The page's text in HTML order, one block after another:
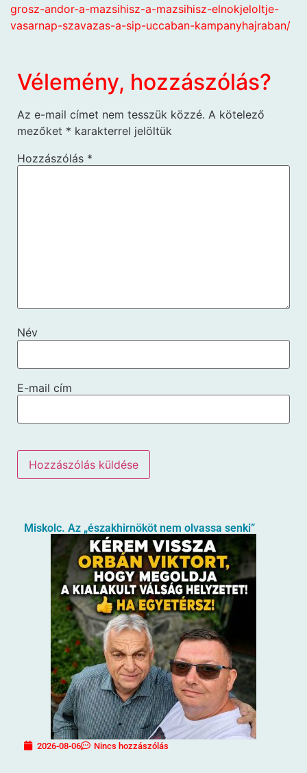
grosz-andor-a-mazsihisz-a-mazsihisz-elnokjeloltje-
vasarnap-szavazas-a-sip-uccaban-kampanyhajraban/
Vélemény, hozzászólás?
Az e-mail címet nem tesszük közzé. A kötelező
mezőket * karakterrel jelöltük
Hozzászólás *
Név
E-mail cím
Miskolc. Az „északhirnököt nem olvassa senki”
2026-08-06 Nincs hozzászólás